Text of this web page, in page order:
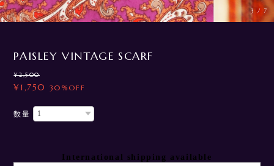
3 / 7
PAISLEY VINTAGE SCARF
¥2,500
¥1,750 30%OFF
数量
International shipping available